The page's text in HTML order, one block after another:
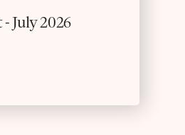
July 2026